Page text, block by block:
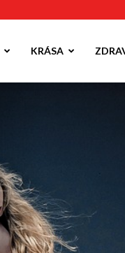
KRÁSA